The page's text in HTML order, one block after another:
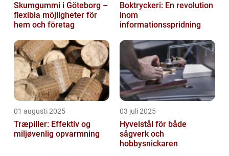
Skumgummi i Göteborg –
flexibla möjligheter för
hem och företag
Boktryckeri: En revolution
inom
informationsspridning
01 augusti 2025
Træpiller: Effektiv og
miljøvenlig opvarmning
03 juli 2025
Hyvelstål för både
sågverk och
hobbysnickaren